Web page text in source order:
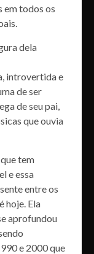
em todos os
dela
introvertida e
de ser
de seu pai,
que ouvia
tem
e essa
entre os
hoje. Ela
aprofundou
e 2000 que